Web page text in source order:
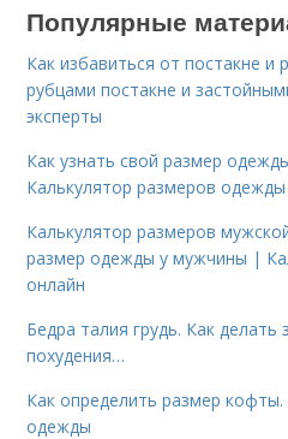
Популярные
Как избавиться от постакне и
рубцами постакне и
эксперты
Как узнать свой размер
Калькулятор размеров
Калькулятор размеров
размер одежды у мужчины |
онлайн
Бедра талия грудь. Как
похудения…
Как определить размер
одежды